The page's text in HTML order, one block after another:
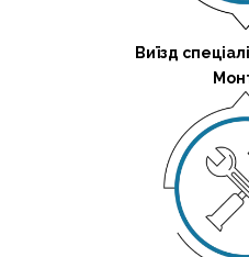
Виїзд